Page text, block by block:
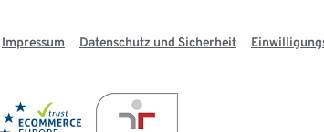
Impressum Datenschutz und Sicherheit